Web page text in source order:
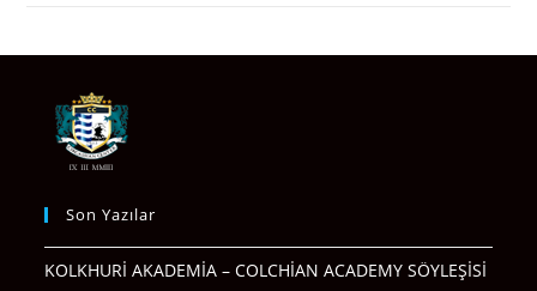
Son Yazılar
KOLKHURİ AKADEMİA – COLCHİAN ACADEMY SÖYLEŞİSİ